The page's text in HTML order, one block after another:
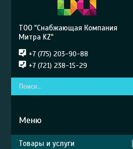
ТОО "Снабжающая Компания
Митра KZ"
+7 (775) 203-90-88
+7 (721) 238-15-29
Товары и услуги